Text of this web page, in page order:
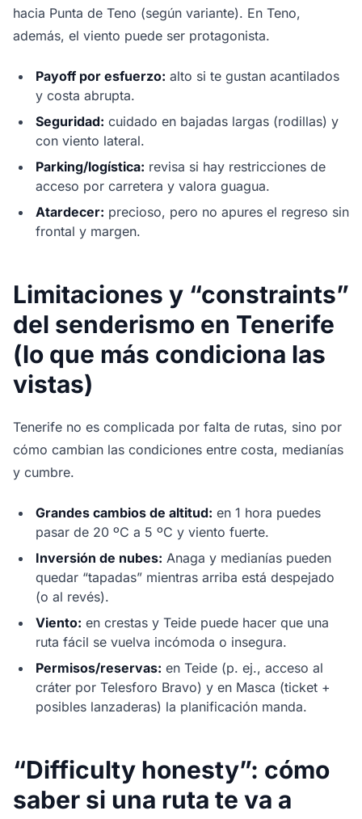
hacia Punta de Teno (según variante). En Teno,
además, el viento puede ser protagonista.
Payoff por esfuerzo: alto si te gustan acantilados
y costa abrupta.
Seguridad: cuidado en bajadas largas (rodillas) y
con viento lateral.
Parking/logística: revisa si hay restricciones de
acceso por carretera y valora guagua.
Atardecer: precioso, pero no apures el regreso sin
frontal y margen.
Limitaciones y “constraints”
del senderismo en Tenerife
(lo que más condiciona las
vistas)
Tenerife no es complicada por falta de rutas, sino por
cómo cambian las condiciones entre costa, medianías
y cumbre.
Grandes cambios de altitud: en 1 hora puedes
pasar de 20 ºC a 5 ºC y viento fuerte.
Inversión de nubes: Anaga y medianías pueden
quedar “tapadas” mientras arriba está despejado
(o al revés).
Viento: en crestas y Teide puede hacer que una
ruta fácil se vuelva incómoda o insegura.
Permisos/reservas: en Teide (p. ej., acceso al
cráter por Telesforo Bravo) y en Masca (ticket +
posibles lanzaderas) la planificación manda.
“Difficulty honesty”: cómo
saber si una ruta te va a